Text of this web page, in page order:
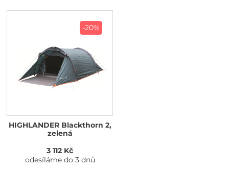
-20%
HIGHLANDER Blackthorn 2,
zelená
3 112 Kč
odesíláme do 3 dnů